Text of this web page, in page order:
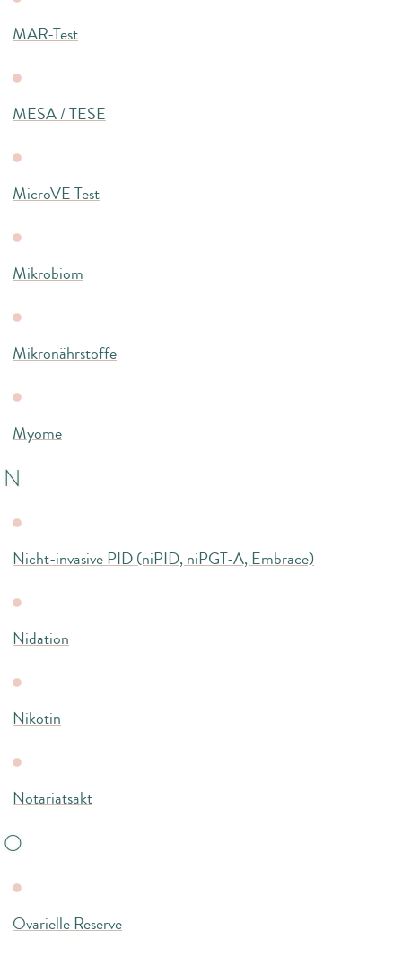
MAR-Test
MESA / TESE
MicroVE Test
Mikrobiom
Mikronährstoffe
Myome
N
Nicht-invasive PID (niPID, niPGT-A, Embrace)
Nidation
Nikotin
Notariatsakt
O
Ovarielle Reserve